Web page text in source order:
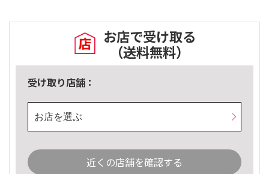
お店で受け取る
（送料無料）
受け取り店舗：
お店を選ぶ
近くの店舗を確認する